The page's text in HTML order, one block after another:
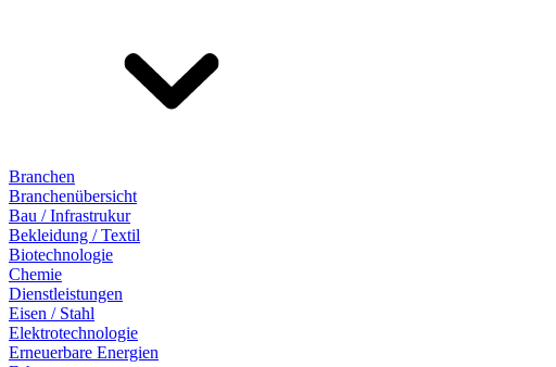
Branchen
Branchenübersicht
Bau / Infrastrukur
Bekleidung / Textil
Biotechnologie
Chemie
Dienstleistungen
Eisen / Stahl
Elektrotechnologie
Erneuerbare Energien